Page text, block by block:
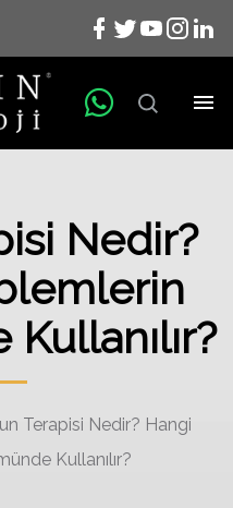
Nedir?
Terapisi Nedir? Hangi
Kullanılır?